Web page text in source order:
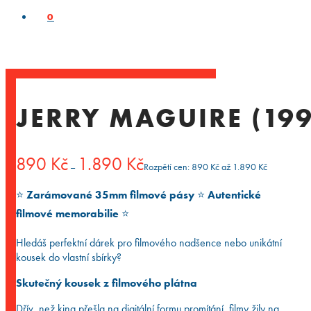
0
JERRY MAGUIRE
890 Kč – 1.890 KčRozpětí cen: 890 Kč až 1.890 Kč
⭐️ Zarámované 35mm filmové pásy ⭐️ Autentické
filmové memorabilie ⭐️
Hledáš perfektní dárek pro filmového nadšence nebo unikátní
kousek do vlastní sbírky?
Skutečný kousek z filmového plátna